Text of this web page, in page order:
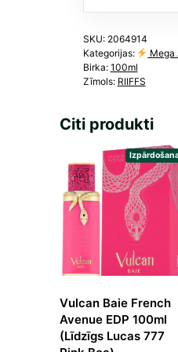
SKU: 2064914
Kategorijas:
Mega
Birka: 100ml
Zīmols: RIIFFS
Citi produkti
Vulcan Baie French
Avenue EDP 100ml
(Līdzīgs Lucas 777